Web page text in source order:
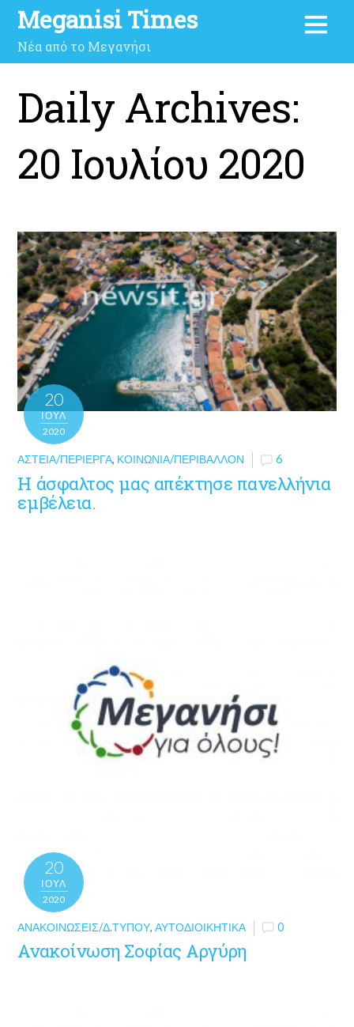
Meganisi Times
Νέα από το Μεγανήσι
Daily Archives:
20 Ιουλίου 2020
20
ΙΟΎΛ
2020
ΑΣΤΕΊΑ/ΠΕΡΊΕΡΓΑ, ΚΟΙΝΩΝΊΑ/ΠΕΡΙΒΆΛΛΟΝ 6
Η άσφαλτος μας απέκτησε πανελλήνια
εμβέλεια.
20
ΙΟΎΛ
2020
ΑΝΑΚΟΙΝΏΣΕΙΣ/Δ.ΤΎΠΟΥ,ΑΥΤΟΔΙΟΙΚΗΤΙΚΆ 0
Ανακοίνωση Σοφίας Αργύρη